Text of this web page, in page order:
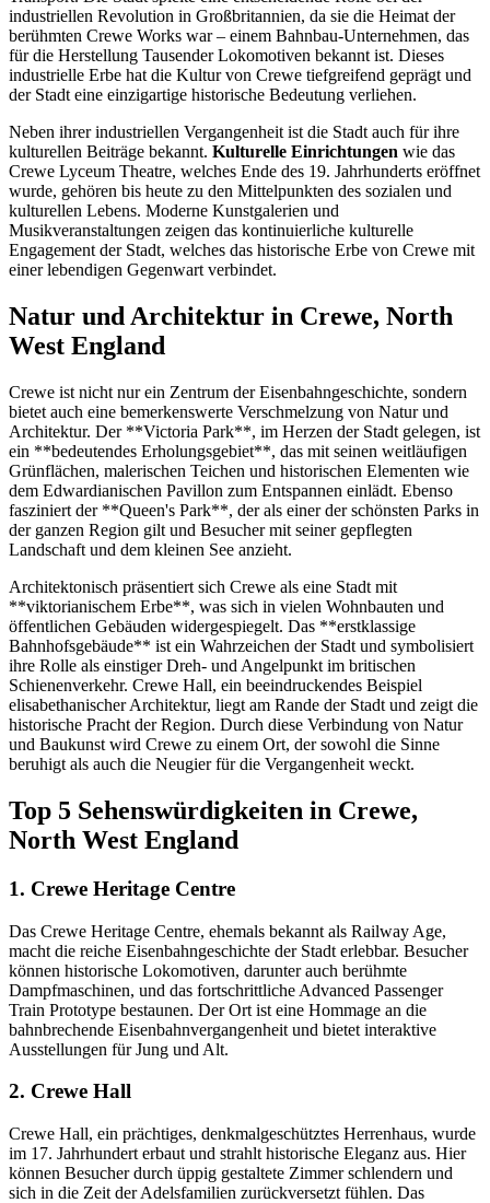
industriellen Revolution in Großbritannien, da sie die Heimat der
berühmten Crewe Works war – einem Bahnbau-Unternehmen, das
für die Herstellung Tausender Lokomotiven bekannt ist. Dieses
industrielle Erbe hat die Kultur von Crewe tiefgreifend geprägt und
der Stadt eine einzigartige historische Bedeutung verliehen.
Neben ihrer industriellen Vergangenheit ist die Stadt auch für ihre
kulturellen Beiträge bekannt. Kulturelle Einrichtungen wie das
Crewe Lyceum Theatre, welches Ende des 19. Jahrhunderts eröffnet
wurde, gehören bis heute zu den Mittelpunkten des sozialen und
kulturellen Lebens. Moderne Kunstgalerien und
Musikveranstaltungen zeigen das kontinuierliche kulturelle
Engagement der Stadt, welches das historische Erbe von Crewe mit
einer lebendigen Gegenwart verbindet.
Natur und Architektur in Crewe, North
West England
Crewe ist nicht nur ein Zentrum der Eisenbahngeschichte, sondern
bietet auch eine bemerkenswerte Verschmelzung von Natur und
Architektur. Der **Victoria Park**, im Herzen der Stadt gelegen, ist
ein **bedeutendes Erholungsgebiet**, das mit seinen weitläufigen
Grünflächen, malerischen Teichen und historischen Elementen wie
dem Edwardianischen Pavillon zum Entspannen einlädt. Ebenso
fasziniert der **Queen's Park**, der als einer der schönsten Parks in
der ganzen Region gilt und Besucher mit seiner gepflegten
Landschaft und dem kleinen See anzieht.
Architektonisch präsentiert sich Crewe als eine Stadt mit
**viktorianischem Erbe**, was sich in vielen Wohnbauten und
öffentlichen Gebäuden widergespiegelt. Das **erstklassige
Bahnhofsgebäude** ist ein Wahrzeichen der Stadt und symbolisiert
ihre Rolle als einstiger Dreh- und Angelpunkt im britischen
Schienenverkehr. Crewe Hall, ein beeindruckendes Beispiel
elisabethanischer Architektur, liegt am Rande der Stadt und zeigt die
historische Pracht der Region. Durch diese Verbindung von Natur
und Baukunst wird Crewe zu einem Ort, der sowohl die Sinne
beruhigt als auch die Neugier für die Vergangenheit weckt.
Top 5 Sehenswürdigkeiten in Crewe,
North West England
1. Crewe Heritage Centre
Das Crewe Heritage Centre, ehemals bekannt als Railway Age,
macht die reiche Eisenbahngeschichte der Stadt erlebbar. Besucher
können historische Lokomotiven, darunter auch berühmte
Dampfmaschinen, und das fortschrittliche Advanced Passenger
Train Prototype bestaunen. Der Ort ist eine Hommage an die
bahnbrechende Eisenbahnvergangenheit und bietet interaktive
Ausstellungen für Jung und Alt.
2. Crewe Hall
Crewe Hall, ein prächtiges, denkmalgeschütztes Herrenhaus, wurde
im 17. Jahrhundert erbaut und strahlt historische Eleganz aus. Hier
können Besucher durch üppig gestaltete Zimmer schlendern und
sich in die Zeit der Adelsfamilien zurückversetzt fühlen. Das